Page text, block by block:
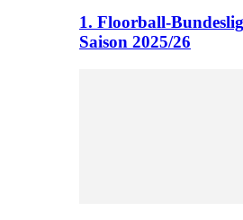
1. Floorball-
Saison 2025/26